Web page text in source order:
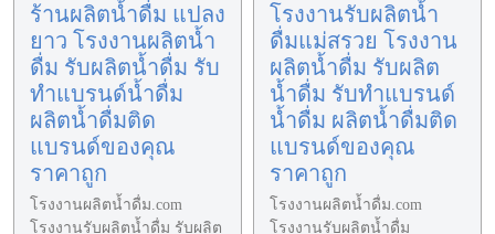
ร้านผลิตน้ำดื่ม แปลง
ยาว โรงงานผลิตน้ำ
ดื่ม รับผลิตน้ำดื่ม รับ
ทำแบรนด์น้ำดื่ม
ผลิตน้ำดื่มติด
แบรนด์ของคุณ
ราคาถูก
โรงงานผลิตน้ำดื่ม.com
โรงงานรับผลิตน้ำดื่ม รับผลิต
โรงงานรับผลิตน้ำ
ดื่มแม่สรวย โรงงาน
ผลิตน้ำดื่ม รับผลิต
น้ำดื่ม รับทำแบรนด์
น้ำดื่ม ผลิตน้ำดื่มติด
แบรนด์ของคุณ
ราคาถูก
โรงงานผลิตน้ำดื่ม.com
โรงงานรับผลิตน้ำดื่ม